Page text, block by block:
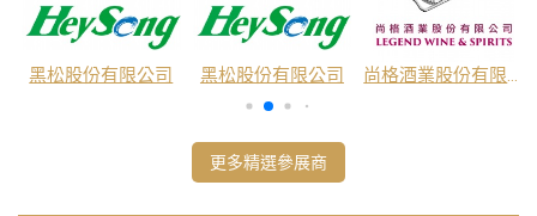
黑松股份有限公司 黑松股份有限公司 尚格酒業股份有限公司
更多精選參展商